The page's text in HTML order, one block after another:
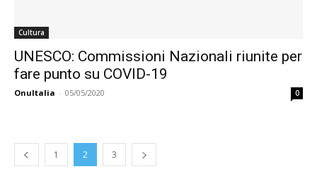
Cultura
UNESCO: Commissioni Nazionali riunite per
fare punto su COVID-19
OnuItalia - 05/05/2020 0
1 2 3